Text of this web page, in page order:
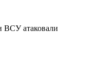
ВСУ атаковали